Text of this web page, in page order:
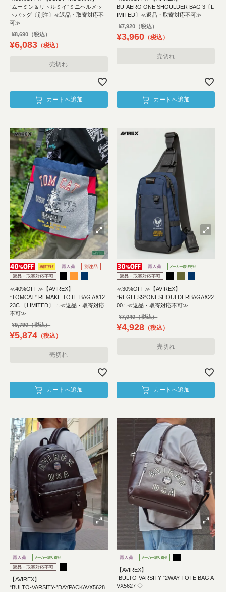
“ムーミン＆リトルミイ”ミニヘルメッ
トバッグ〔別注〕≪返品・取寄対応不
可≫
¥8,690
¥6,083 税込
売切れ
カートへ追加
BU-AERO ONE SHOULDER BAG 3〔L
IMITED〕≪返品・取寄対応不可≫
¥7,920
¥3,960 税込
売切れ
カートへ追加
≪40%OFF≫【AVIREX】
“TOMCAT” REMAKE TOTE BAG AX12
23C 〔LIMITED〕 ∴≪返品・取寄対応
不可≫
¥9,790
¥5,874 税込
売切れ
カートへ追加
≪30%OFF≫【AVIREX】
“REGLESS”ONESHOULDERBAGAX22
00∴≪返品・取寄対応不可≫
¥7,040
¥4,928 税込
売切れ
カートへ追加
【AVIREX】
“BULTO-VARSITY-”DAYPACKAVX5628
【AVIREX】
“BULTO-VARSITY-”2WAY TOTE BAG A
VX5627 ◇